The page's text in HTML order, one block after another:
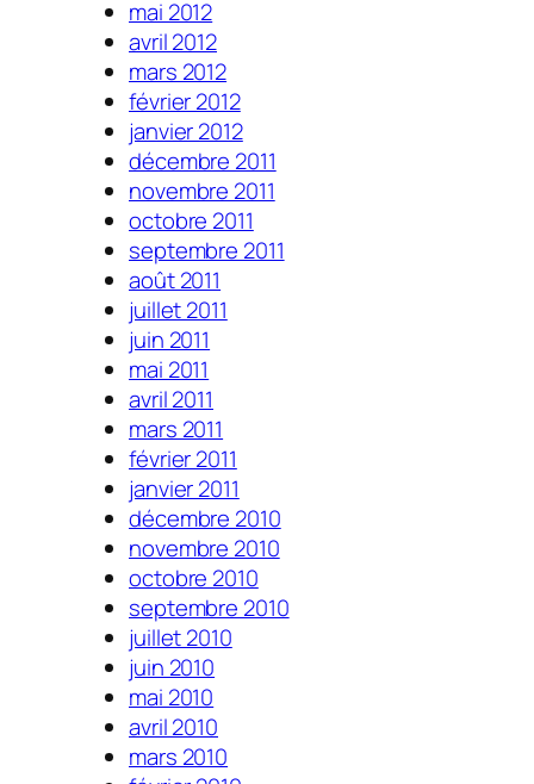
mai 2012
avril 2012
mars 2012
février 2012
janvier 2012
décembre 2011
novembre 2011
octobre 2011
septembre 2011
août 2011
juillet 2011
juin 2011
mai 2011
avril 2011
mars 2011
février 2011
janvier 2011
décembre 2010
novembre 2010
octobre 2010
septembre 2010
juillet 2010
juin 2010
mai 2010
avril 2010
mars 2010